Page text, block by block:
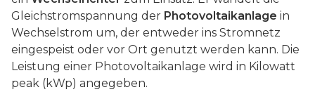
Gleichstromspannung der Photovoltaikanlage in
Wechselstrom um, der entweder ins Stromnetz
eingespeist oder vor Ort genutzt werden kann. Die
Leistung einer Photovoltaikanlage wird in Kilowatt
peak (kWp) angegeben.